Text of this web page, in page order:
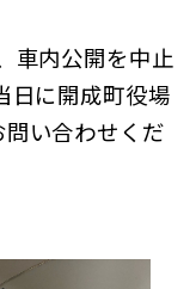
車内公開を中止
日に開成町役場
い合わせくだ